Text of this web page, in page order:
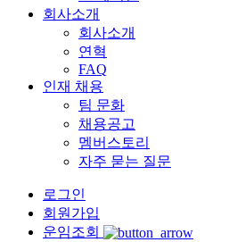
회사소개
회사소개
연혁
FAQ
인재 채용
팀 문화
채용공고
멤버스토리
자주 묻는 질문
로그인
회원가입
운임조회